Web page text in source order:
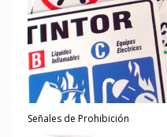
Señales de Prohibición